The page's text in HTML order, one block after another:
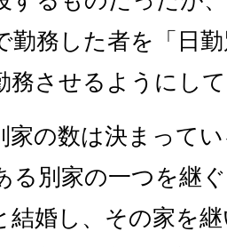
勤務した者を「日
務させるようにし
の数は決まって
る別家の一つを継
結婚し、その家を